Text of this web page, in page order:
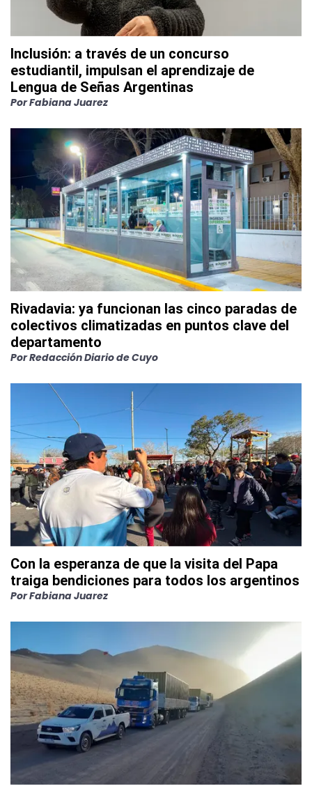
Inclusión: a través de un concurso
estudiantil, impulsan el aprendizaje de
Lengua de Señas Argentinas
PorFabiana Juarez
Rivadavia: ya funcionan las cinco paradas de
colectivos climatizadas en puntos clave del
departamento
PorRedacción Diario de Cuyo
Con la esperanza de que la visita del Papa
traiga bendiciones para todos los argentinos
PorFabiana Juarez